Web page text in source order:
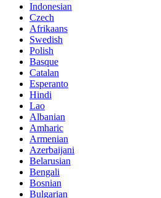
Indonesian
Czech
Afrikaans
Swedish
Polish
Basque
Catalan
Esperanto
Hindi
Lao
Albanian
Amharic
Armenian
Azerbaijani
Belarusian
Bengali
Bosnian
Bulgarian